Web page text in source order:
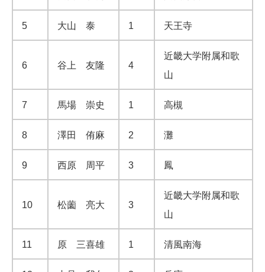
5 大山 泰 1 天王寺
6 谷上 友隆 4
近畿大学附属和歌
山
7 馬場 崇史 1 高槻
8 澤田 侑麻 2 灘
9 西原 周平 3 鳳
10 松薗 亮大 3
近畿大学附属和歌
山
11 原 三喜雄 1 清風南海